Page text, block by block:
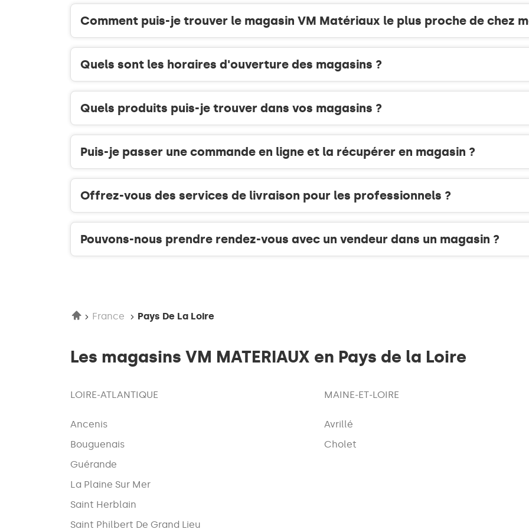
Comment puis-je trouver le magasin VM Matériaux le plus proche de chez
Quels sont les horaires d'ouverture des magasins ?
Quels produits puis-je trouver dans vos magasins ?
Puis-je passer une commande en ligne et la récupérer en magasin ?
Offrez-vous des services de livraison pour les professionnels ?
Pouvons-nous prendre rendez-vous avec un vendeur dans un magasin ?
AccueilFrance Pays De La Loire
Les magasins VM MATERIAUX en Pays de la Loire
LOIRE-ATLANTIQUE
Ancenis
Bouguenais
Guérande
La Plaine Sur Mer
Saint Herblain
Saint Philbert De Grand Lieu
MAINE-ET-LOIRE
Avrillé
Cholet